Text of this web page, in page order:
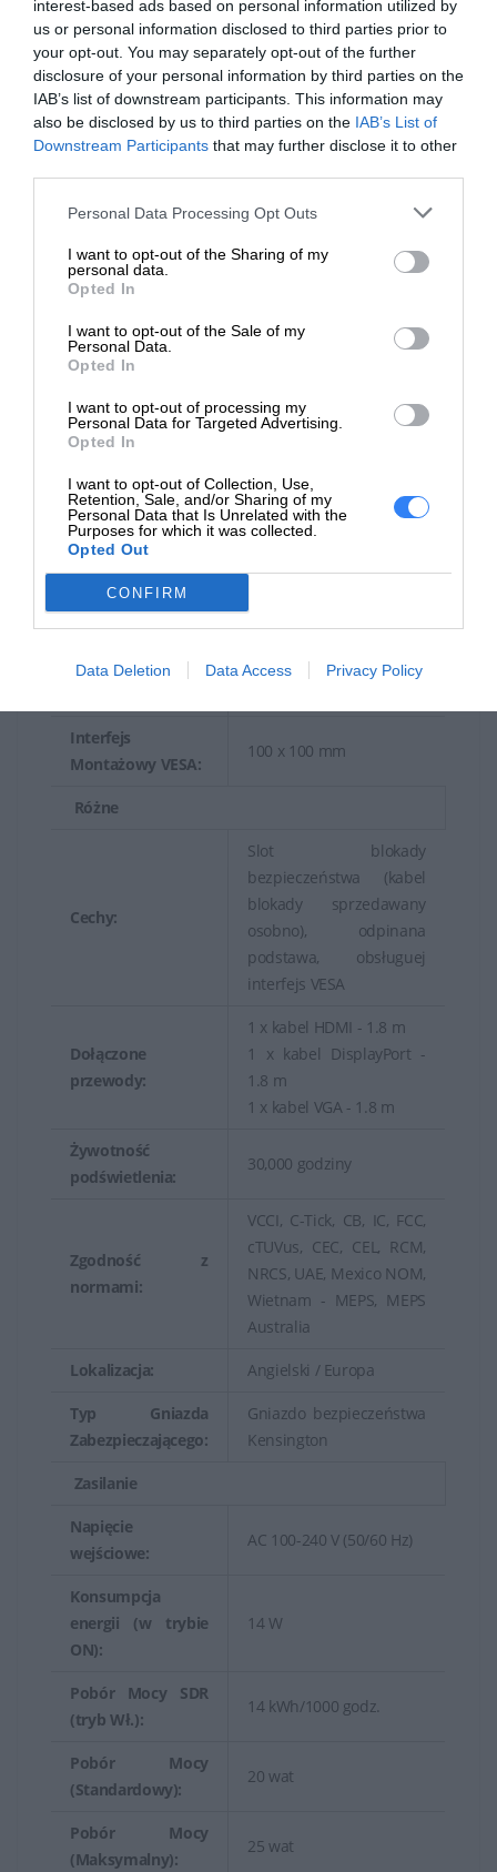
interest-based ads based on personal information utilized by
us or personal information disclosed to third parties prior to
your opt-out. You may separately opt-out of the further
disclosure of your personal information by third parties on the
IAB’s list of downstream participants. This information may
also be disclosed by us to third parties on the IAB’s List of
Downstream Participants that may further disclose it to other
Personal Data Processing Opt Outs
I want to opt-out of the Sharing of my
personal data.
Opted In
I want to opt-out of the Sale of my
Personal Data.
Opted In
I want to opt-out of processing my
Personal Data for Targeted Advertising.
Opted In
I want to opt-out of Collection, Use,
Retention, Sale, and/or Sharing of my
Personal Data that Is Unrelated with the
Purposes for which it was collected.
Opted Out
CONFIRM
Data Deletion Data Access Privacy Policy
Języki OSD:
angielski, niemiecki,
francuski, włoski,
portugalski, hiszpański,
duński, japoński
HDCP, Low Blue Light
krawędź 3-stronna, 6-bit
Kolor:
Wymiary
(szer./głęb./wys.):
48.84 cm x 18.05 cm x
37.82 cm - z podstawką
Waga: 3.25 kg
Złącza
Interfejsy:
DisplayPort (HDCP)
HDMI (HDCP)
VGA
Regulacja pozycji
Interfejs
Montażowy VESA:
100 x 100 mm
Różne
Cechy:
Slot blokady
bezpieczeństwa (kabel
blokady sprzedawany
osobno), odpinana
podstawa, obsługuej
interfejs VESA
Dołączone
przewody:
1 x kabel HDMI - 1.8 m
1 x kabel DisplayPort -
1.8 m
1 x kabel VGA - 1.8 m
Żywotność
podświetlenia:
30,000 godziny
Zgodność z
normami:
VCCI, C-Tick, CB, IC, FCC,
cTUVus, CEC, CEL, RCM,
NRCS, UAE, Mexico NOM,
Wietnam - MEPS, MEPS
Australia
Lokalizacja: Angielski / Europa
Typ Gniazda
Zabezpieczającego:
Gniazdo bezpieczeństwa
Kensington
Zasilanie
Napięcie
wejściowe:
AC 100-240 V (50/60 Hz)
Konsumpcja
energii (w trybie
ON):
14 W
Pobór Mocy SDR
(tryb Wł.):
14 kWh/1000 godz.
Pobór Mocy
(Standardowy):
20 wat
Pobór Mocy
(Maksymalny):
25 wat